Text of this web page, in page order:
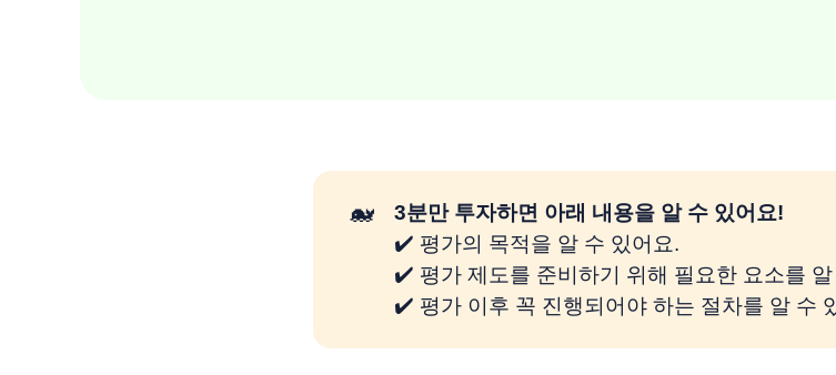
🐋
3분만 투자하면 아래 내용을 알 수 있어요!
✔️ 평가의 목적을 알 수 있어요.
✔️ 평가 제도를 준비하기 위해 필요한 요소를
✔️ 평가 이후 꼭 진행되어야 하는 절차를 알 수